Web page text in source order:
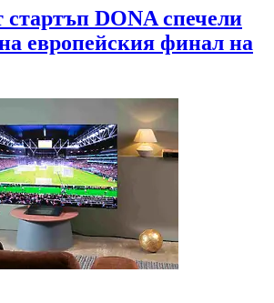
стартъп DONA спечели
европейския финал на